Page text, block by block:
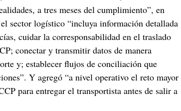
a tres meses del cumplimiento”, en
sector logístico “incluya información detallada
cuidar la corresponsabilidad en el traslado
conectar y transmitir datos de manera
y; establecer flujos de conciliación que
Y agregó “a nivel operativo el reto mayor
para entregar el transportista antes de salir a